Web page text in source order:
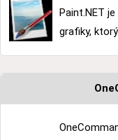
Paint.NET
grafiky,